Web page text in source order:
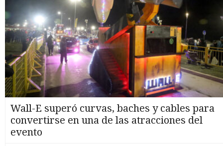
Wall-E superó curvas, baches y cables para
convertirse en una de las atracciones del
evento